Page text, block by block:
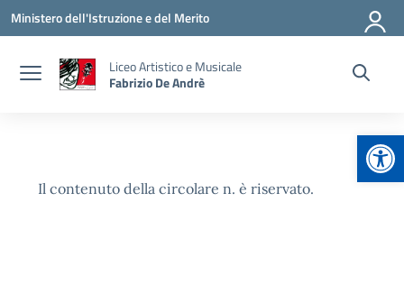
Vai ai contenuti
Vai al menu di navigazione
Vai al footer
Ministero dell'Istruzione e del Merito
Liceo Artistico e Musicale
Fabrizio De Andrè
Il contenuto della circolare n. è riservato.